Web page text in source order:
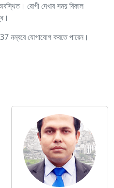
রোগী দেখার সময় বিকাল
নম্বরে যোগাযোগ করতে পারেন।